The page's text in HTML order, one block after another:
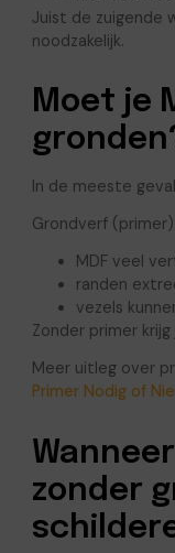
Juist de zuigende
noodzakelijk.
Moet je
In de meeste
Grondverf
MDF veel
randen
vezels
Zonder primer
Meer uitleg over
Primer Nodig of
zonder